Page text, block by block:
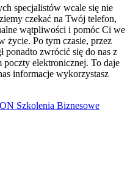
specjalistów wcale się nie
czekać na Twój telefon,
wątpliwości i pomóc Ci we
życie. Po tym czasie, przez
ponadto zwrócić się do nas z
poczty elektronicznej. To daje
informacje wykorzystasz
Szkolenia Biznesowe